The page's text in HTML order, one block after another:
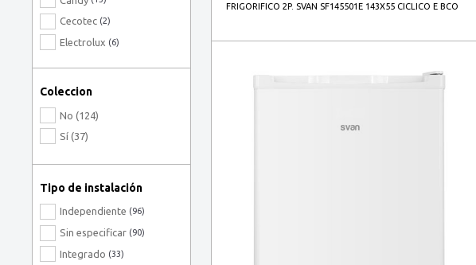
Cecotec (2)
Electrolux (6)
HISENSE BLANCA
Teka (11)
Tristar (1)
Coleccion
No (124)
Sí (37)
Tipo de instalación
Independiente (96)
Sin especificar (90)
Integrado (33)
FRIGORIFICO 2P. SVAN SF145501E 143X55 CICLICO E BCO